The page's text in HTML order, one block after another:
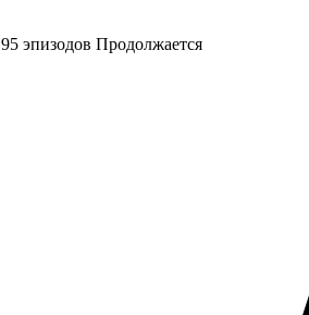
95 эпизодов Продолжается